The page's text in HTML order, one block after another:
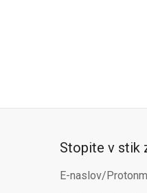
Stopite v stik
E-naslov/